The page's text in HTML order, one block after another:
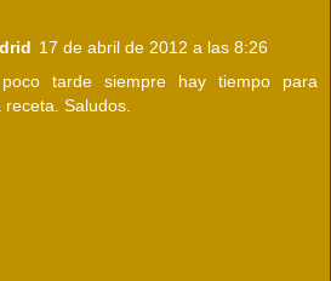
17 de abril de 2012 a las 8:26
tarde siempre hay tiempo para
Saludos.